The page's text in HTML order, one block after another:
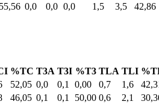
55,56 0,0 0,0 0,0 1,5 3,5 42,86
%TC T3A T3I %T3 TLA TLI
52,05 0,0 0,1 0,00 0,7 1,6
46,05 0,1 0,1 50,00 0,6 2,1